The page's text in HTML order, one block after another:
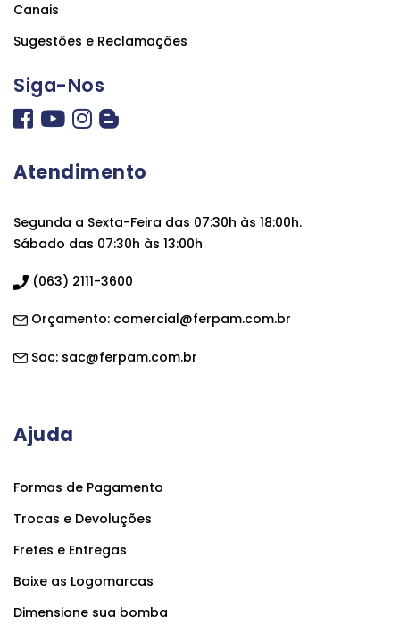
Canais
Sugestões e Reclamações
Siga-Nos
Atendimento
Segunda a Sexta-Feira das 07:30h às 18:00h.
Sábado das 07:30h às 13:00h
(063) 2111-3600
Orçamento: comercial@ferpam.com.br
Sac: sac@ferpam.com.br
Ajuda
Formas de Pagamento
Trocas e Devoluções
Fretes e Entregas
Baixe as Logomarcas
Dimensione sua bomba